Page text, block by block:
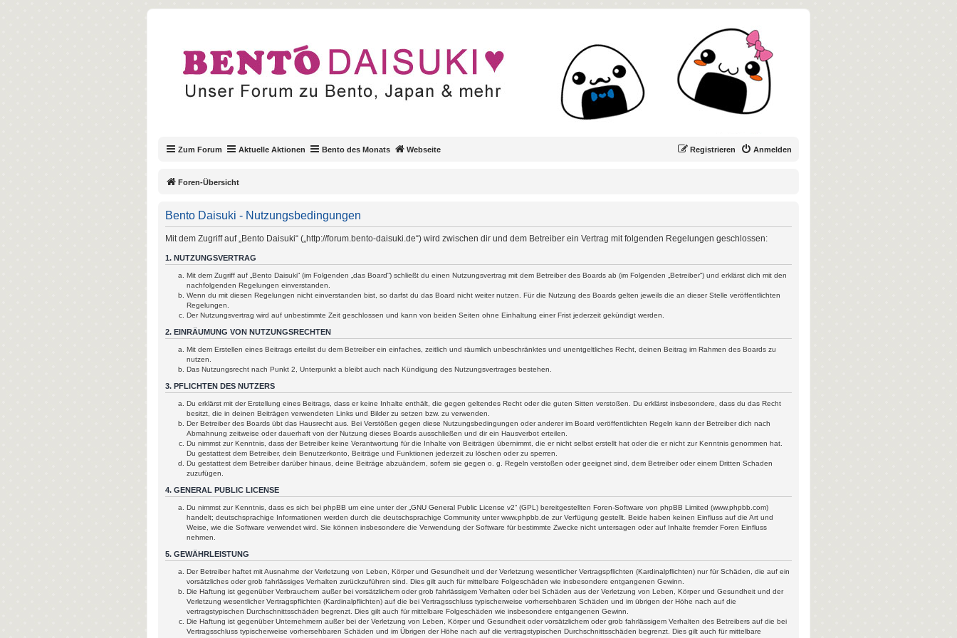
Zum Forum Aktuelle Aktionen Bento des Monats Webseite Anmelden
Registrieren
Foren-Übersicht
Bento Daisuki - Nutzungsbedingungen
Mit dem Zugriff auf „Bento Daisuki“ („http://forum.bento-daisuki.de“) wird zwischen dir und dem Betreiber ein Vertrag mit folgenden Regelungen geschlossen:
1. NUTZUNGSVERTRAG
Mit dem Zugriff auf „Bento Daisuki“ (im Folgenden „das Board“) schließt du einen Nutzungsvertrag mit dem Betreiber des Boards ab (im Folgenden „Betreiber“) und erklärst dich mit den
nachfolgenden Regelungen einverstanden.
Wenn du mit diesen Regelungen nicht einverstanden bist, so darfst du das Board nicht weiter nutzen. Für die Nutzung des Boards gelten jeweils die an dieser Stelle veröffentlichten
Regelungen.
Der Nutzungsvertrag wird auf unbestimmte Zeit geschlossen und kann von beiden Seiten ohne Einhaltung einer Frist jederzeit gekündigt werden.
2. EINRÄUMUNG VON NUTZUNGSRECHTEN
Mit dem Erstellen eines Beitrags erteilst du dem Betreiber ein einfaches, zeitlich und räumlich unbeschränktes und unentgeltliches Recht, deinen Beitrag im Rahmen des Boards zu
nutzen.
Das Nutzungsrecht nach Punkt 2, Unterpunkt a bleibt auch nach Kündigung des Nutzungsvertrages bestehen.
3. PFLICHTEN DES NUTZERS
Du erklärst mit der Erstellung eines Beitrags, dass er keine Inhalte enthält, die gegen geltendes Recht oder die guten Sitten verstoßen. Du erklärst insbesondere, dass du das Recht
besitzt, die in deinen Beiträgen verwendeten Links und Bilder zu setzen bzw. zu verwenden.
Der Betreiber des Boards übt das Hausrecht aus. Bei Verstößen gegen diese Nutzungsbedingungen oder anderer im Board veröffentlichten Regeln kann der Betreiber dich nach
Abmahnung zeitweise oder dauerhaft von der Nutzung dieses Boards ausschließen und dir ein Hausverbot erteilen.
Du nimmst zur Kenntnis, dass der Betreiber keine Verantwortung für die Inhalte von Beiträgen übernimmt, die er nicht selbst erstellt hat oder die er nicht zur Kenntnis genommen hat.
Du gestattest dem Betreiber, dein Benutzerkonto, Beiträge und Funktionen jederzeit zu löschen oder zu sperren.
Du gestattest dem Betreiber darüber hinaus, deine Beiträge abzuändern, sofern sie gegen o. g. Regeln verstoßen oder geeignet sind, dem Betreiber oder einem Dritten Schaden
zuzufügen.
4. GENERAL PUBLIC LICENSE
Du nimmst zur Kenntnis, dass es sich bei phpBB um eine unter der „ GNU General Public License v2“ (GPL) bereitgestellten Foren-Software von phpBB Limited (www.phpbb.com)
handelt; deutschsprachige Informationen werden durch die deutschsprachige Community unter www.phpbb.de zur Verfügung gestellt. Beide haben keinen Einfluss auf die Art und
Weise, wie die Software verwendet wird. Sie können insbesondere die Verwendung der Software für bestimmte Zwecke nicht untersagen oder auf Inhalte fremder Foren Einfluss
nehmen.
5. GEWÄHRLEISTUNG
Der Betreiber haftet mit Ausnahme der Verletzung von Leben, Körper und Gesundheit und der Verletzung wesentlicher Vertragspflichten (Kardinalpflichten) nur für Schäden, die auf ein
vorsätzliches oder grob fahrlässiges Verhalten zurückzuführen sind. Dies gilt auch für mittelbare Folgeschäden wie insbesondere entgangenen Gewinn.
Die Haftung ist gegenüber Verbrauchern außer bei vorsätzlichem oder grob fahrlässigem Verhalten oder bei Schäden aus der Verletzung von Leben, Körper und Gesundheit und der
Verletzung wesentlicher Vertragspflichten (Kardinalpflichten) auf die bei Vertragsschluss typischerweise vorhersehbaren Schäden und im übrigen der Höhe nach auf die
vertragstypischen Durchschnittsschäden begrenzt. Dies gilt auch für mittelbare Folgeschäden wie insbesondere entgangenen Gewinn.
Die Haftung ist gegenüber Unternehmern außer bei der Verletzung von Leben, Körper und Gesundheit oder vorsätzlichem oder grob fahrlässigem Verhalten des Betreibers auf die bei
Vertragsschluss typischerweise vorhersehbaren Schäden und im Übrigen der Höhe nach auf die vertragstypischen Durchschnittsschäden begrenzt. Dies gilt auch für mittelbare